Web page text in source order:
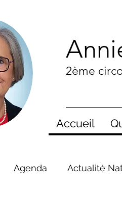
2ème
Accueil
Agenda Actualité